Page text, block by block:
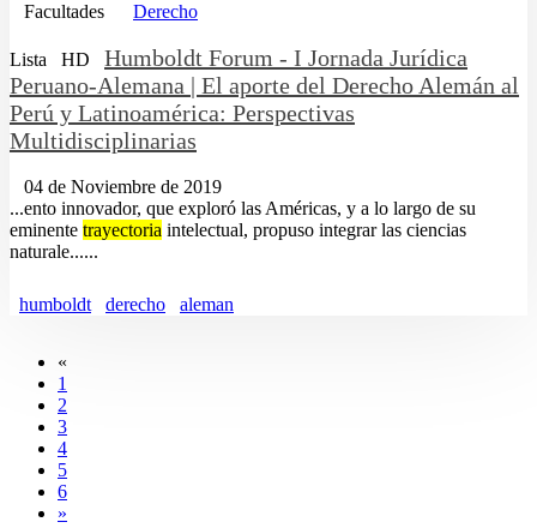
Facultades Derecho
Lista HD
Humboldt Forum - I Jornada Jurídica
Peruano-Alemana | El aporte del Derecho Alemán al
Perú y Latinoamérica: Perspectivas
Multidisciplinarias
04 de Noviembre de 2019
...ento innovador, que exploró las Américas, y a lo largo de su
eminente trayectoria intelectual, propuso integrar las ciencias
naturale......
humboldt derecho aleman
«
1
2
3
4
5
6
»